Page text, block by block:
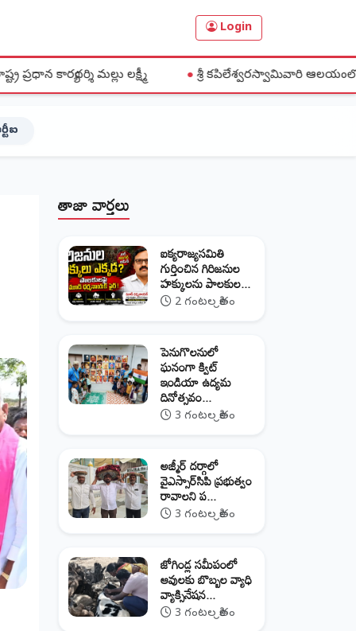
Login
లక్ష్మీ ●శ్రీ కపిలేశ్వరస్వామివారి ఆలయంలో భక్తిశ్రద్ధల మధ్య
తాజా వార్తలు
ఐక్యరాజ్యసమితి
గుర్తించిన గిరిజనుల
హక్కులను పాలకుల...
2 గంటల క్రితం
పెనుగొలనులో
ఘనంగా క్విట్
ఇండియా ఉద్యమ
దినోత్సవం...
3 గంటల క్రితం
అజ్మీర్ దర్గాలో
వైఎస్సార్‌సిపి ప్రభుత్వం
రావాలని ప...
3 గంటల క్రితం
జోగిండ్ల సమీపంలో
ఆవులకు బొబ్బల వ్యాధి
వ్యాక్సినేషన...
3 గంటల క్రితం